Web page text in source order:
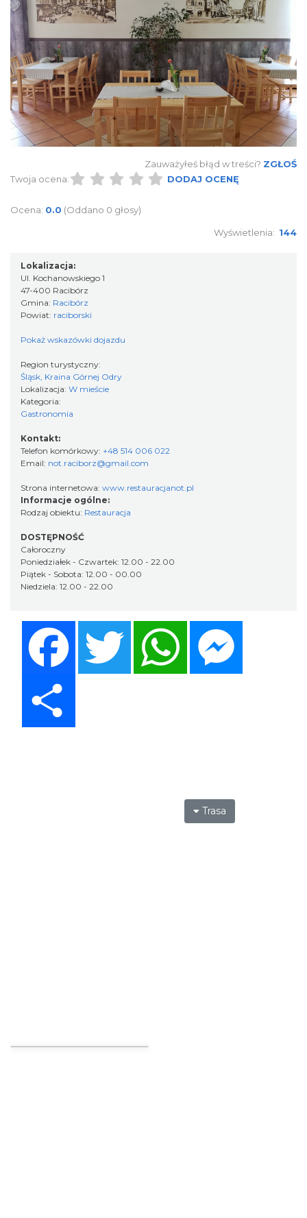
Zauważyłeś błąd w treści? ZGŁOŚ
Twoja ocena:
DODAJ OCENĘ
Ocena: 0.0 (Oddano 0 głosy)
Wyświetlenia: 144
Lokalizacja:
Ul. Kochanowskiego 1
47-400 Racibórz
Gmina: Racibórz
Powiat: raciborski
Pokaż wskazówki dojazdu
Region turystyczny:
Śląsk, Kraina Górnej Odry
Lokalizacja: W mieście
Kategoria:
Gastronomia
Kontakt:
Telefon komórkowy: +48 514 006 022
Email: not.raciborz@gmail.com
Strona internetowa: www.restauracjanot.pl
Informacje ogólne:
Rodzaj obiektu: Restauracja
DOSTĘPNOŚĆ
Całoroczny
Poniedziałek - Czwartek: 12.00 - 22.00
Piątek - Sobota: 12.00 - 00.00
Niedziela: 12.00 - 22.00
Twitter
Trasa